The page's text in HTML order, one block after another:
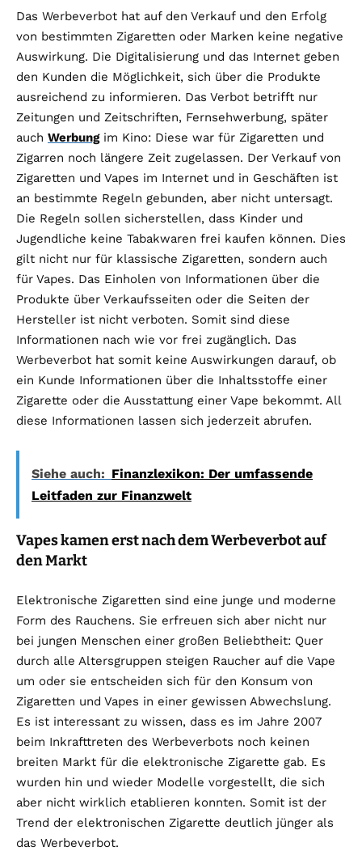
Das Werbeverbot hat auf den Verkauf und den Erfolg
von bestimmten Zigaretten oder Marken keine negative
Auswirkung. Die Digitalisierung und das Internet geben
den Kunden die Möglichkeit, sich über die Produkte
ausreichend zu informieren. Das Verbot betrifft nur
Zeitungen und Zeitschriften, Fernsehwerbung, später
auch Werbungim Kino: Diese war für Zigaretten und
Zigarren noch längere Zeit zugelassen. Der Verkauf von
Zigaretten und Vapes im Internet und in Geschäften ist
an bestimmte Regeln gebunden, aber nicht untersagt.
Die Regeln sollen sicherstellen, dass Kinder und
Jugendliche keine Tabakwaren frei kaufen können. Dies
gilt nicht nur für klassische Zigaretten, sondern auch
für Vapes. Das Einholen von Informationen über die
Produkte über Verkaufsseiten oder die Seiten der
Hersteller ist nicht verboten. Somit sind diese
Informationen nach wie vor frei zugänglich. Das
Werbeverbot hat somit keine Auswirkungen darauf, ob
ein Kunde Informationen über die Inhaltsstoffe einer
Zigarette oder die Ausstattung einer Vape bekommt. All
diese Informationen lassen sich jederzeit abrufen.
Siehe auch: Finanzlexikon: Der umfassende
Leitfaden zur Finanzwelt
Vapes kamen erst nach dem Werbeverbot auf
den Markt
Elektronische Zigaretten sind eine junge und moderne
Form des Rauchens. Sie erfreuen sich aber nicht nur
bei jungen Menschen einer großen Beliebtheit: Quer
durch alle Altersgruppen steigen Raucher auf die Vape
um oder sie entscheiden sich für den Konsum von
Zigaretten und Vapes in einer gewissen Abwechslung.
Es ist interessant zu wissen, dass es im Jahre 2007
beim Inkrafttreten des Werbeverbots noch keinen
breiten Markt für die elektronische Zigarette gab. Es
wurden hin und wieder Modelle vorgestellt, die sich
aber nicht wirklich etablieren konnten. Somit ist der
Trend der elektronischen Zigarette deutlich jünger als
das Werbeverbot.